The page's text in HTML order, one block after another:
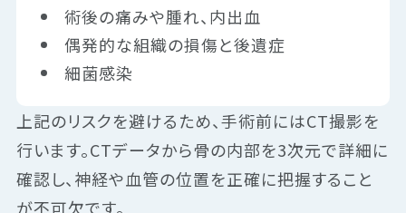
術後の痛みや腫れ、内出血
偶発的な組織の損傷と後遺症
細菌感染
上記のリスクを避けるため、手術前にはCT撮影を
行います。CTデータから骨の内部を3次元で詳細に
確認し、神経や血管の位置を正確に把握すること
が不可欠です。